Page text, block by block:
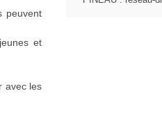
peuvent
et
avec les